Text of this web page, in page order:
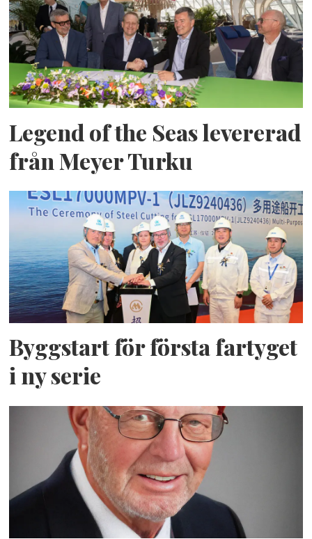
Legend of the Seas levererad
från Meyer Turku
Byggstart för första fartyget
i ny serie